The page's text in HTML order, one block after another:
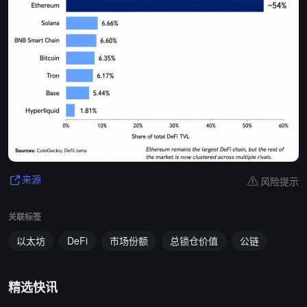
来源 风险提示
关联标签
以太坊 DeFi 市场份额 总锁仓价值 公链
精选快讯